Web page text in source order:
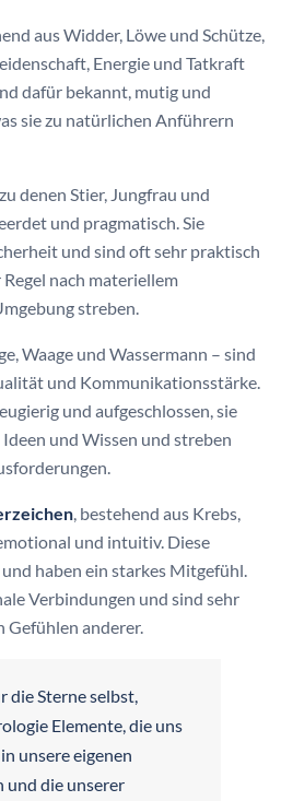
aus Widder, Löwe und Schütze,
Energie und Tatkraft
dafür bekannt, mutig und
sie zu natürlichen Anführern
denen Stier, Jungfrau und
und pragmatisch. Sie
und sind oft sehr praktisch
nach materiellem
streben.
Waage und Wassermann – sind
und Kommunikationsstärke.
und aufgeschlossen, sie
und Wissen und streben
, bestehend aus Krebs,
und intuitiv. Diese
haben ein starkes Mitgefühl.
Verbindungen und sind sehr
Gefühlen anderer.
die Sterne selbst,
Elemente, die uns
unsere eigenen
und die unserer